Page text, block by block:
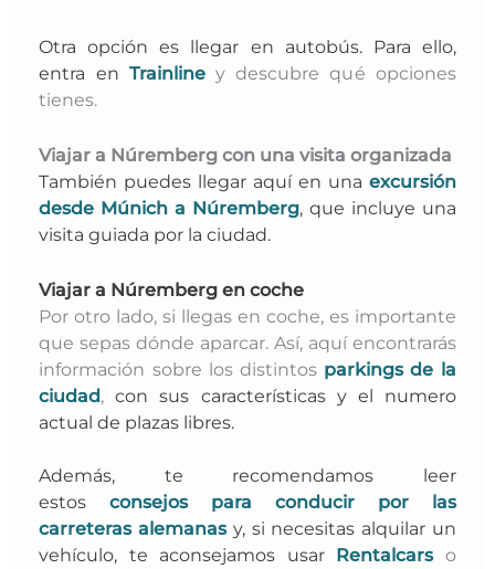
Otra opción es llegar en autobús. Para ello,
entra en Trainliney descubre qué opciones
tienes.
Viajar a Núremberg con una visita organizada
También puedes llegar aquí en una excursión
desde Múnich a Núremberg, que incluye una
visita guiada por la ciudad.
Viajar a Núremberg en coche
Por otro lado, si llegas en coche, es importante
que sepas dónde aparcar. Así, aquí encontrarás
información sobre los distintos parkings de la
ciudad,con sus características y el numero
actual de plazas libres.
Además, te recomendamos leer
estosconsejos para conducir por las
carreteras alemanas y, si necesitas alquilar un
vehículo, te aconsejamos usar Rentalcars o